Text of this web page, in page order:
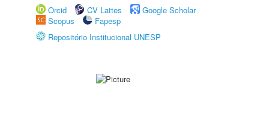
Orcid
CV Lattes
Google Scholar
Scopus
Fapesp
Repositório Institucional UNESP